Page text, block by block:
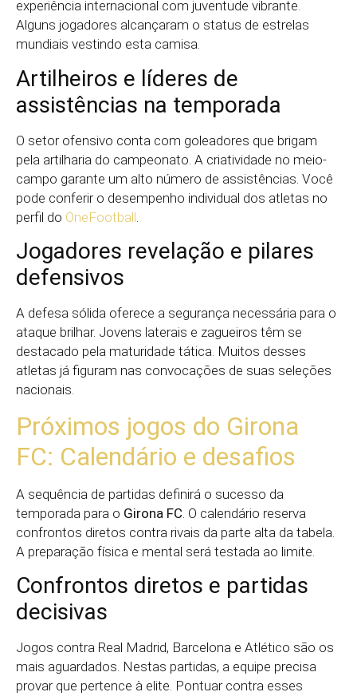
experiência internacional com juventude vibrante.
Alguns jogadores alcançaram o status de estrelas
mundiais vestindo esta camisa.
Artilheiros e líderes de
assistências na temporada
O setor ofensivo conta com goleadores que brigam
pela artilharia do campeonato. A criatividade no meio-
campo garante um alto número de assistências. Você
pode conferir o desempenho individual dos atletas no
perfil do OneFootball
Jogadores revelação e pilares
defensivos
A defesa sólida oferece a segurança necessária para o
ataque brilhar. Jovens laterais e zagueiros têm se
destacado pela maturidade tática. Muitos desses
atletas já figuram nas convocações de suas seleções
nacionais.
Próximos jogos do Girona
FC: Calendário e desafios
A sequência de partidas definirá o sucesso da
temporada para o Girona FC . O calendário reserva
confrontos diretos contra rivais da parte alta da tabela.
A preparação física e mental será testada ao limite.
Confrontos diretos e partidas
decisivas
Jogos contra Real Madrid, Barcelona e Atlético são os
mais aguardados. Nestas partidas, a equipe precisa
provar que pertence à elite. Pontuar contra esses